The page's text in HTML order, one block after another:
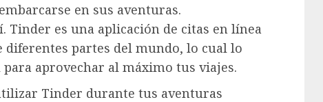
en sus aventuras.
Tinder es una aplicación de citas en línea
diferentes partes del mundo, lo cual lo
aprovechar al máximo tus viajes.
Tinder durante tus aventuras